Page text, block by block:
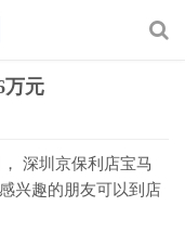
万元
深圳京保利店宝马
兴趣的朋友可以到店